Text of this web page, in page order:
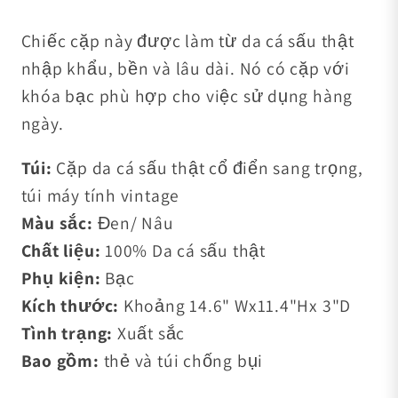
Chiếc cặp này được làm từ da cá sấu thật
nhập khẩu, bền và lâu dài. Nó có cặp với
khóa bạc phù hợp cho việc sử dụng hàng
ngày.
Túi: Cặp da cá sấu thật cổ điển sang trọng,
túi máy tính vintage
Màu sắc: Đen/ Nâu
Chất liệu: 100% Da cá sấu thật
Phụ kiện: Bạc
Kích thước: Khoảng 14.6" Wx11.4"Hx 3"D
Tình trạng: Xuất sắc
Bao gồm: thẻ và túi chống bụi